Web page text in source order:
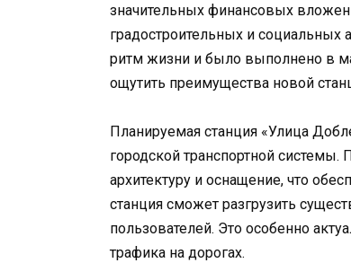
значительных финансовых
градостроительных и социальных
ритм жизни и было выполнено в
ощутить преимущества новой
Планируемая станция «Улица
городской транспортной
архитектуру и оснащение, что
станция сможет разгрузить
пользователей. Это особенно
трафика на дорогах.